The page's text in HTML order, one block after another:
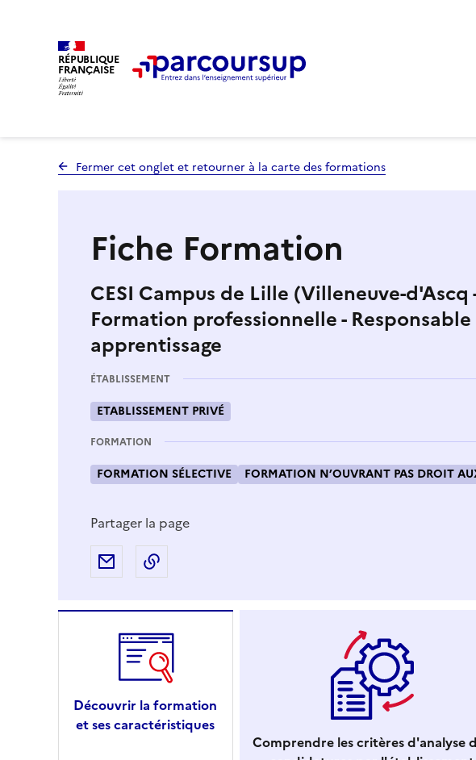
RÉPUBLIQUE
FRANÇAISE
Fermer cet onglet et retourner à la carte des formations
Fiche Formation
CESI Campus de Lille (Villeneuve-d'Ascq
Formation professionnelle -
apprentissage
ÉTABLISSEMENT
ETABLISSEMENT PRIVÉ
FORMATION
FORMATION SÉLECTIVE FORMATION N’OUVRANT PAS DROIT
Partager la page
Partager par e-mail
Découvrir la formation
et ses caractéristiques
Comprendre les critères d'analyse